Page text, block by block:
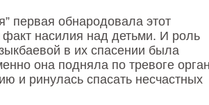
первая обнародовала этот
насилия над детьми. И роль
в их спасении была
она подняла по тревоге
и ринулась спасать несчастных